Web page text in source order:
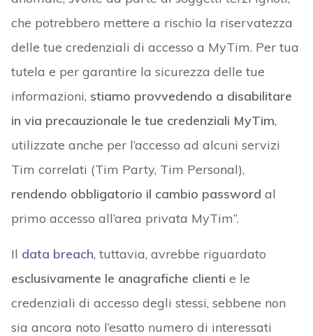
che potrebbero mettere a rischio la riservatezza
delle tue credenziali di accesso a MyTim. Per tua
tutela e per garantire la sicurezza delle tue
informazioni, stiamo provvedendo a disabilitare
in via precauzionale le tue credenziali MyTim,
utilizzate anche per l’accesso ad alcuni servizi
Tim correlati (Tim Party, Tim Personal),
rendendo obbligatorio il cambio password al
primo accesso all’area privata MyTim”.
Il data breach, tuttavia, avrebbe riguardato
esclusivamente le anagrafiche clienti e le
credenziali di accesso degli stessi, sebbene non
sia ancora noto l’esatto numero di interessati